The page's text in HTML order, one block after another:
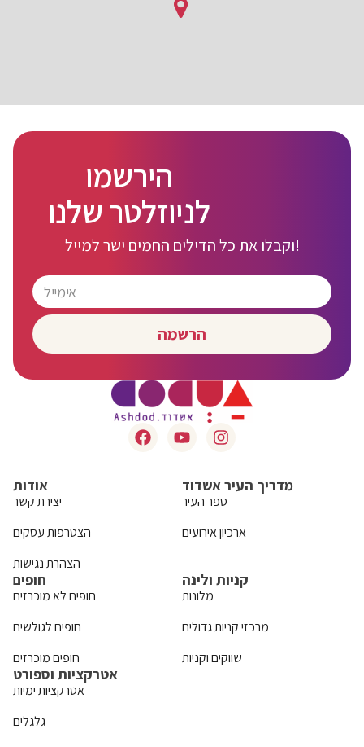
הירשמו
לניוזלטר שלנו
וקבלו את כל הדילים החמים ישר למייל!
הרשמה
אודות
יצירת קשר
הצטרפות עסקים
הצהרת נגישות
מדריך העיר אשדוד
ספר העיר
ארכיון אירועים
חופים
חופים לא מוכרזים
חופים לגולשים
חופים מוכרזים
קניות ולינה
מלונות
מרכזי קניות גדולים
שווקים וקניות
אטרקציות וספורט
אטרקציות ימיות
גלגלים